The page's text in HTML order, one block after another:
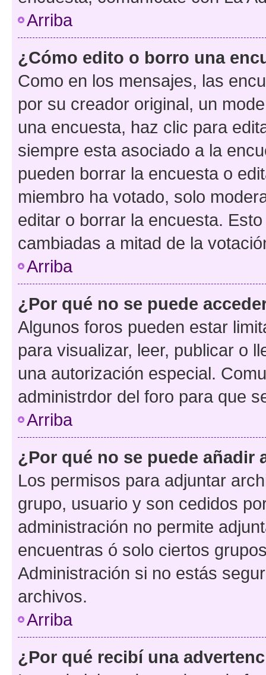
Arriba
¿Cómo edito o borro una
Como en los mensajes, las
por su creador original, un
una encuesta, haz clic para
siempre esta asociado a la
pueden borrar la encuesta o
miembro ha votado, solo
editar o borrar la encuesta.
cambiadas a mitad de la
Arriba
¿Por qué no se puede
Algunos foros pueden estar
para visualizar, leer, publicar o
una autorización especial.
administrdor del foro para que
Arriba
¿Por qué no se puede añadir
Los permisos para adjuntar
grupo, usuario y son cedidos
administración no permite
encuentras ó solo ciertos
Administración si no estás
archivos.
Arriba
¿Por qué recibí una